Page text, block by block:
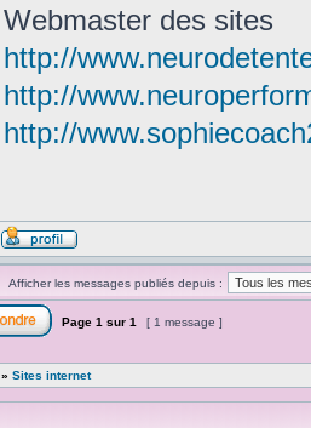
Webmaster des sites
http://
http://
http://
Afficher les messages publiés depuis :
Page 1 sur 1 [ 1 message ]
» Sites internet